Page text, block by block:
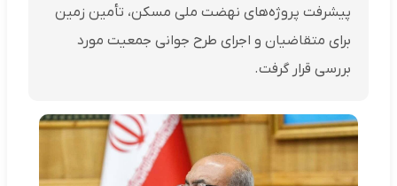
پیشرفت پروژه‌های نهضت ملی مسکن، تأمین زمین
برای متقاضیان و اجرای طرح جوانی جمعیت مورد
بررسی قرار گرفت.